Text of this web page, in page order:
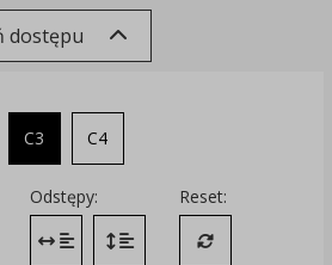
dostępu
C3 C4
Odstępy:
Zmień odstęp między literami
Zmień interlinię i margines
Reset:
Przywróć